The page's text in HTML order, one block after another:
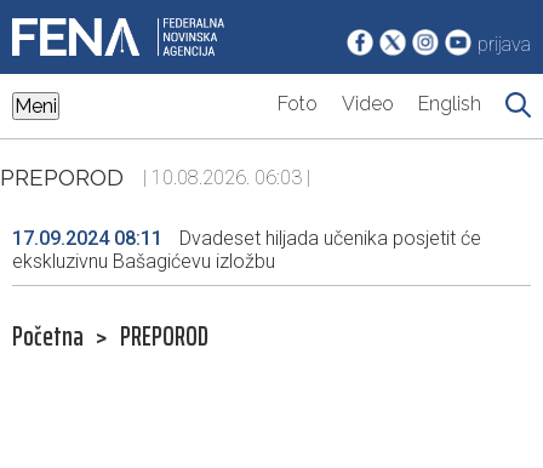
prijava
Meni Foto Video English
PREPOROD | 10.08.2026. 06:03 |
17.09.2024 08:11
Dvadeset hiljada učenika posjetit će
ekskluzivnu Bašagićevu izložbu
Početna > PREPOROD